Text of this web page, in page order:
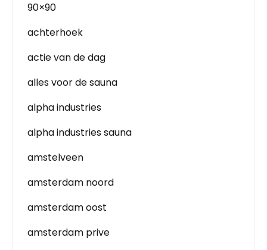
90×90
achterhoek
actie van de dag
alles voor de sauna
alpha industries
alpha industries sauna
amstelveen
amsterdam noord
amsterdam oost
amsterdam prive